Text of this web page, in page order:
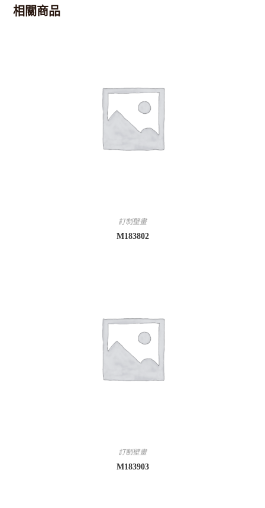
相關商品
訂制壁畫
M183802
訂制壁畫
M183903